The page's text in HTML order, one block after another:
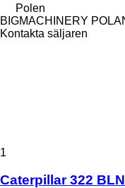
Polen
BIGMACHINERY
Kontakta säljaren
1
Caterpillar 322 BLN